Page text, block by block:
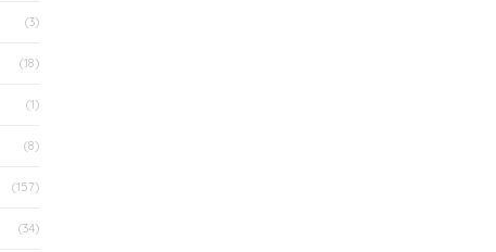
(3)
(18)
(1)
(8)
(157)
(34)